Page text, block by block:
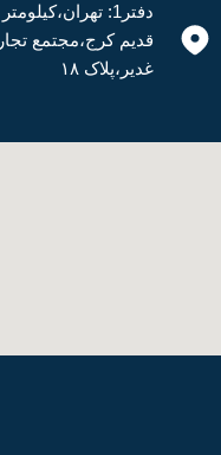
قدیم کرج،مجتمع
غدیر،پلاک ۱۸